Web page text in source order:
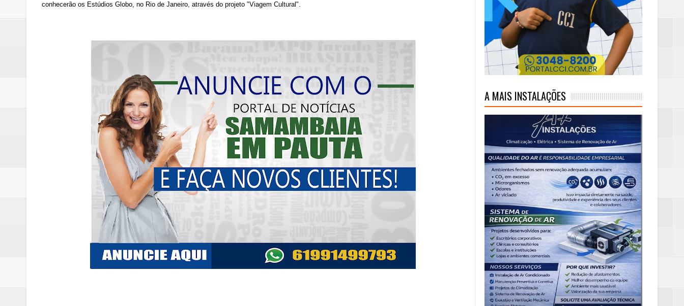
Samambaia inicia campanha para atualizar vacinação de crianças e adolescentes
PL e Flávio Bolsonaro oficializam candidatura de Hamilton Tatu por Samambaia, Recanto das Emas e Água Quente
Renata D´Aguiar destaca potencial da pecuária para fortalecer a economia do Distrito Federal
Unidos pelo Padre Lucas: Samambaia terá Noite de Adoração e arrecadação para transplante
conhecerão os Estúdios Globo, no Rio de Janeiro, através do projeto "Viagem Cultural".
A MAIS INSTALAÇÕES